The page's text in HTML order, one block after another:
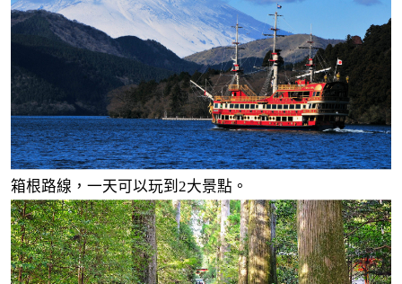
箱根路線，一天可以玩到2大景點。